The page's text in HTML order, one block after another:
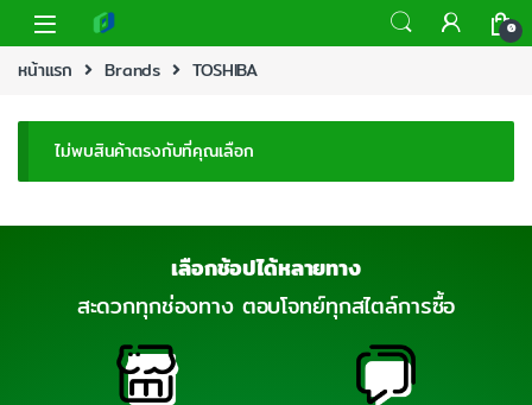
0
หน้าแรก Brands TOSHIBA
ไม่พบสินค้าตรงกับที่คุณเลือก
เลือกช้อปได้หลายทาง
สะดวกทุกช่องทาง ตอบโจทย์ทุกสไตล์การซื้อ